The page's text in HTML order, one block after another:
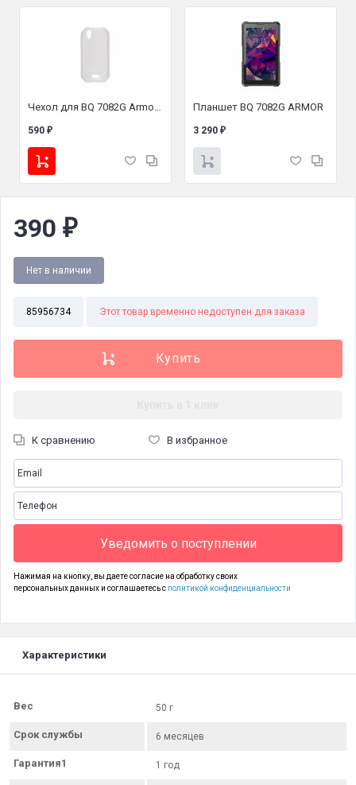
Чехол для BQ 7082G Armor (силиконовый, прозрачный)
590 ₽
Планшет BQ 7082G ARMOR
3 290 ₽
390 ₽
Нет в наличии
85956734 Этот товар временно недоступен для заказа
К сравнению В избранное
Уведомить о поступлении
Нажимая на кнопку, вы даете согласие на обработку своих
персональных данных и соглашаетесь с политикой конфиденциальности
Характеристики
Вес 50 г
Срок службы 6 месяцев
Гарантия1 1 год